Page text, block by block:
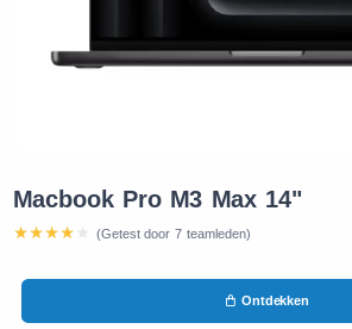
Macbook Pro M3 Max 14"
(Getest door 7 teamleden)
Ontdekken